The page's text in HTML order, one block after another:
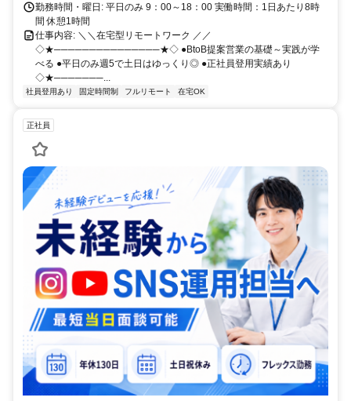
勤務時間・曜日: 平日のみ 9：00～18：00 実働時間：1日あたり8時
間 休憩1時間
仕事内容: ＼＼在宅型リモートワーク ／／
◇★───────────────★◇ ●BtoB提案営業の基礎～実践が学
べる ●平日のみ週5で土日はゆっくり◎ ●正社員登用実績あり
◇★───────...
社員登用あり 固定時間制 フルリモート 在宅OK
正社員